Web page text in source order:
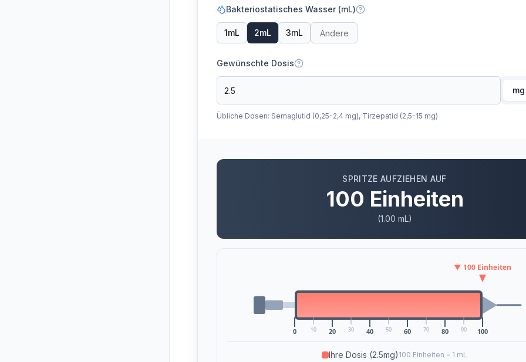
Bakteriostatisches Wasser (mL)
1mL 2mL 3mL
Gewünschte Dosis
mg
Übliche Dosen: Semaglutid (0,25-2,4 mg), Tirzepatid (2,5-15 mg)
SPRITZE AUFZIEHEN AUF
100 Einheiten
(1.00 mL)
0 20 40 60 80 100
10 30 50 70 90
▼ 100 Einheiten
Ihre Dosis (2.5mg) 100 Einheiten = 1 mL